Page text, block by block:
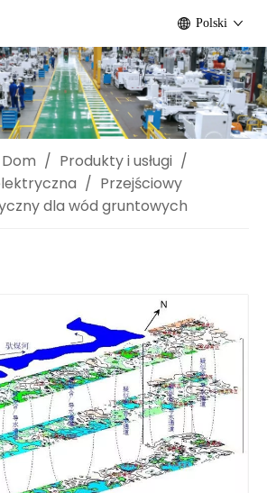
Polski
Dom / Produkty i usługi /
/ Przejściowy
dla wód gruntowych